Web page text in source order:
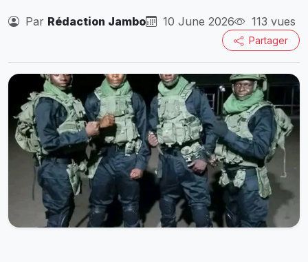
Par Rédaction Jambo 10 June 2026 113 vues
Partager